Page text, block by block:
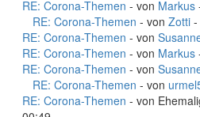
RE: Corona-Themen - von Markus
RE: Corona-Themen - von Zotti -
RE: Corona-Themen - von
RE: Corona-Themen - von Markus
RE: Corona-Themen - von
RE: Corona-Themen - von
RE: Corona-Themen - von